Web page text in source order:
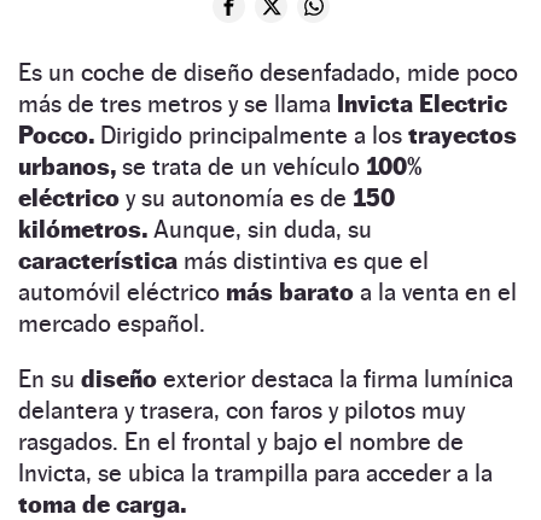
Es un coche de diseño desenfadado, mide poco
más de tres metros y se llama Invicta Electric
Pocco. Dirigido principalmente a los trayectos
urbanos, se trata de un vehículo 100%
eléctrico y su autonomía es de 150
kilómetros. Aunque, sin duda, su
característica más distintiva es que el
automóvil eléctrico más barato a la venta en el
mercado español.
En su diseño exterior destaca la firma lumínica
delantera y trasera, con faros y pilotos muy
rasgados. En el frontal y bajo el nombre de
Invicta, se ubica la trampilla para acceder a la
toma de carga.